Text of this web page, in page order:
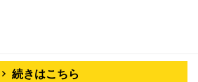
続きはこちら